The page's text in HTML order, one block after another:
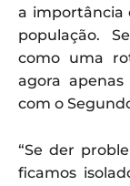
a importância
população.
como uma
agora
com o
“Se der
ficamos